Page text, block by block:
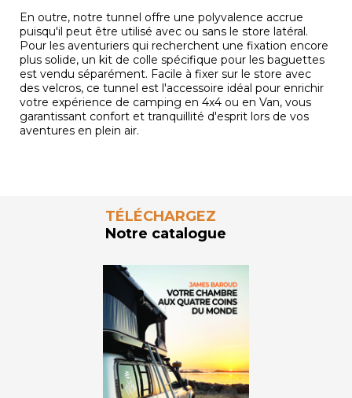
En outre, notre tunnel offre une polyvalence accrue
puisqu'il peut être utilisé avec ou sans le store latéral.
Pour les aventuriers qui recherchent une fixation encore
plus solide, un kit de colle spécifique pour les baguettes
est vendu séparément. Facile à fixer sur le store avec
des velcros, ce tunnel est l'accessoire idéal pour enrichir
votre expérience de camping en 4x4 ou en Van, vous
garantissant confort et tranquillité d'esprit lors de vos
aventures en plein air.
TÉLÉCHARGEZ
Notre catalogue